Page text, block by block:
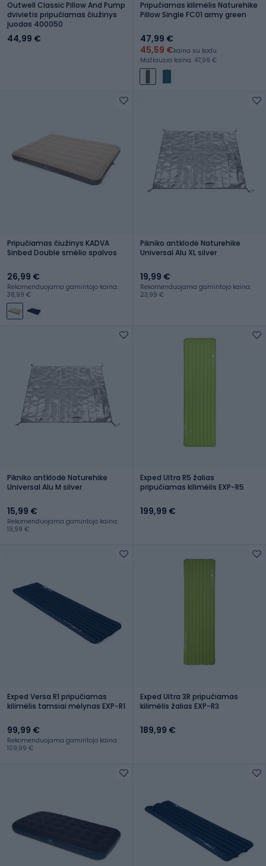
Outwell Classic Pillow And Pump
dvivietis pripučiamas čiužinys
juodas 400050
44,99 €
Pripučiamas kilimėlis Naturehike
Pillow Single FC01 army green
47,99 €
45,59 €kaina su kodu
Mažiausia kaina: 47,99 €
Pripučiamas čiužinys KADVA
Sinbed Double smėlio spalvos
26,99 €
Rekomenduojama gamintojo kaina:
38,99 €
Pikniko antklodė Naturehike
Universal Alu XL silver
19,99 €
Rekomenduojama gamintojo kaina:
23,99 €
Pikniko antklodė Naturehike
Universal Alu M silver
15,99 €
Rekomenduojama gamintojo kaina:
19,99 €
Exped Ultra R5 žalias
pripučiamas kilimėlis EXP-R5
199,99 €
Exped Versa R1 pripučiamas
kilimėlis tamsiai mėlynas EXP-R1
99,99 €
Rekomenduojama gamintojo kaina:
109,99 €
Exped Ultra 3R pripučiamas
kilimėlis žalias EXP-R3
189,99 €